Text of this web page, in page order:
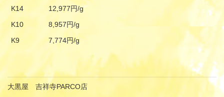
K14
12,977円/g
K10
8,957円/g
K9
7,774円/g
大黒屋 吉祥寺PARCO店